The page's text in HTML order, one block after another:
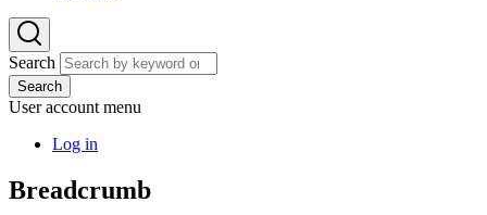
Search
Search
User account menu
Log in
Breadcrumb